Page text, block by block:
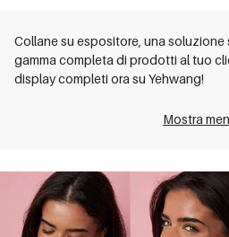
Collane su espositore, una soluzione
gamma completa di prodotti al tuo
display completi ora su Yehwang!
Mostra